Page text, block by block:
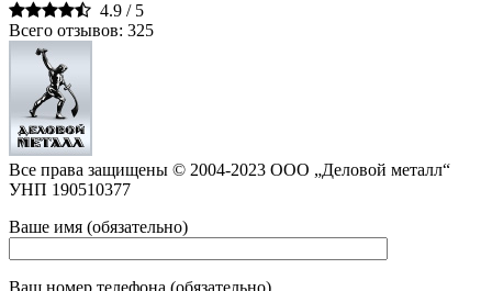
4.9 / 5
Всего отзывов: 325
Все права защищены © 2004-2023 ООО „Деловой металл“
УНП 190510377
Ваше имя (обязательно)
Ваш номер телефона (обязательно)